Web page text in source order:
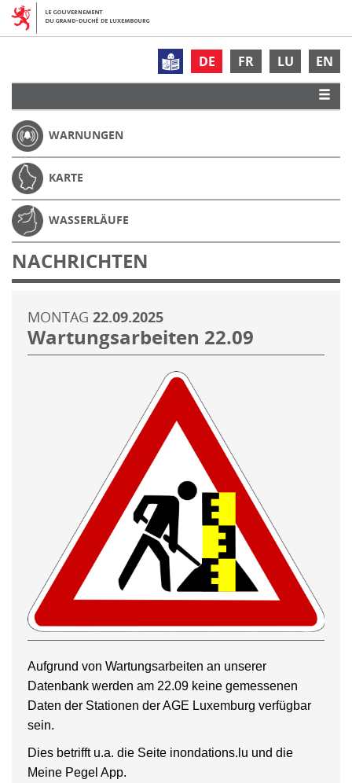
DE FR LU EN
WARNUNGEN
KARTE
WASSERLÄUFE
NACHRICHTEN
MONTAG 22.09.2025
Wartungsarbeiten 22.09
Aufgrund von Wartungsarbeiten an unserer
Datenbank werden am 22.09 keine gemessenen
Daten der Stationen der AGE Luxemburg verfügbar
sein.
Dies betrifft u.a. die Seite inondations.lu und die
Meine Pegel App.